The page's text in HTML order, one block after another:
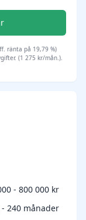
ränta på 19,79 %)
(1 275 kr/mån.).
- 800 000 kr
- 240 månader